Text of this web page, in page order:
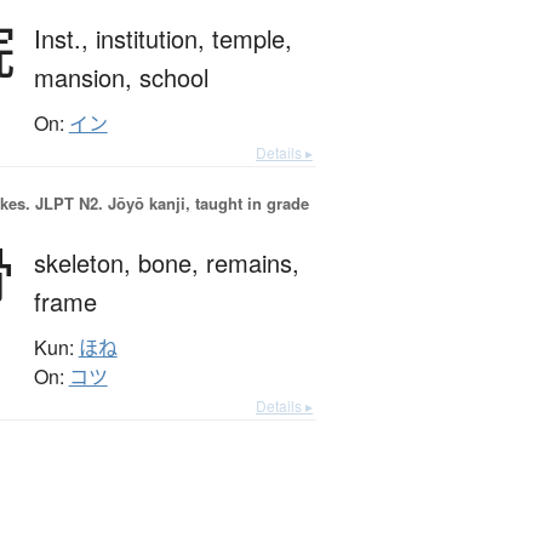
Inst., institution, temple,
mansion, school
On: イン
Details ▸
JLPT N2. Jōyō kanji, taught in grade
skeleton, bone, remains,
frame
Kun: ほね
On: コツ
Details ▸